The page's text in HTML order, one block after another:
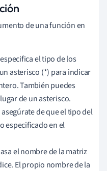
de una función en
el tipo de los
asterisco (*) para indicar
También puedes
de un asterisco.
de que el tipo del
especificado en el
el nombre de la matriz
El propio nombre de la